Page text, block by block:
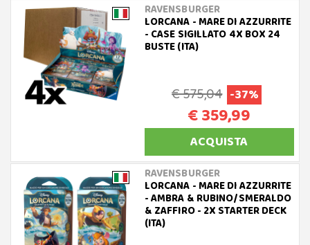
RAVENSBURGER
LORCANA - MARE DI AZZURRITE
- CASE SIGILLATO 4X BOX 24
BUSTE (ITA)
€ 575,04 -37%
€ 359,99
ACQUISTA
RAVENSBURGER
LORCANA - MARE DI AZZURRITE
- AMBRA & RUBINO/SMERALDO
& ZAFFIRO - 2X STARTER DECK
(ITA)